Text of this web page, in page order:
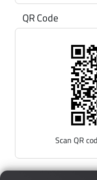
QR Code
Scan QR